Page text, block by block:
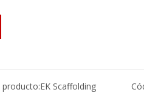
producto:EK Scaffolding